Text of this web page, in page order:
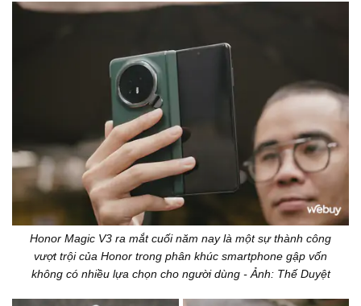
Honor Magic V3 ra mắt cuối năm nay là một sự thành công
vượt trội của Honor trong phân khúc smartphone gập vốn
không có nhiều lựa chọn cho người dùng - Ảnh: Thế Duyệt